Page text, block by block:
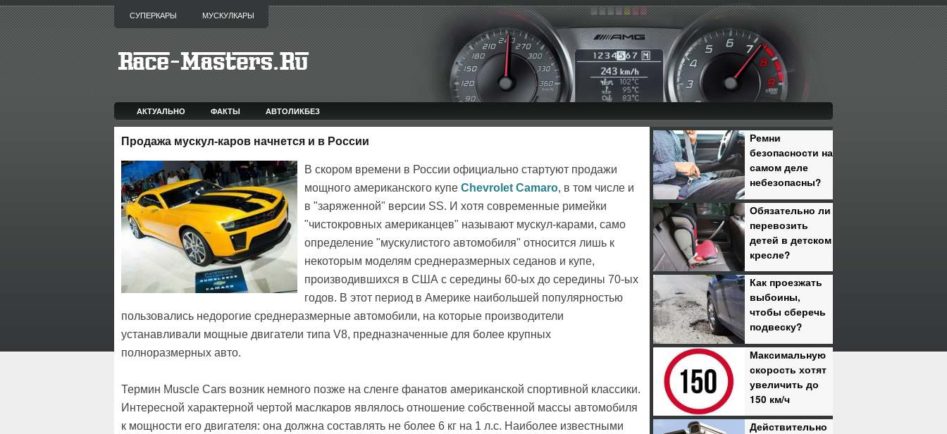
СУПЕРКАРЫ МУСКУЛКАРЫ
АКТУАЛЬНО ФАКТЫ АВТОЛИКБЕЗ
Продажа мускул-каров начнется и в России
В скором времени в России официально стартуют продажи
мощного американского купе Chevrolet Camaro, в том числе и
в "заряженной" версии SS. И хотя современные римейки
"чистокровных американцев" называют мускул-карами, само
определение "мускулистого автомобиля" относится лишь к
некоторым моделям среднеразмерных седанов и купе,
производившихся в США с середины 60-ых до середины 70-ых
годов. В этот период в Америке наибольшей популярностью
пользовались недорогие среднеразмерные автомобили, на которые производители
устанавливали мощные двигатели типа V8, предназначенные для более крупных
полноразмерных авто.
Термин Muscle Cars возник немного позже на сленге фанатов американской спортивной классики.
Интересной характерной чертой маслкаров являлось отношение собственной массы автомобиля
к мощности его двигателя: она должна составлять не более 6 кг на 1 л.с. Наиболее известными
Ремни
безопасности на
самом деле
небезопасны?
Обязательно ли
перевозить
детей в детском
кресле?
Как проезжать
выбоины,
чтобы сберечь
подвеску?
Максимальную
скорость хотят
увеличить до
150 км/ч
Действительно